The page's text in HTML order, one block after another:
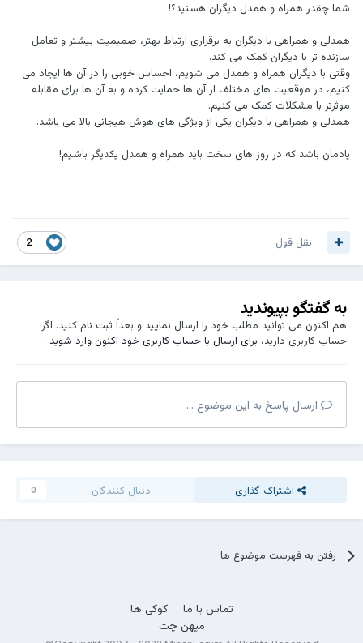
شما چقدر همراه و همدل دیگران هستید؟!
همدلی و همراهی با دیگران به برقراری ارتباط بهتر، صمیمیت بیشتر و تعامل
سازنده تر با دیگران کمک می کند.
وقتی با دیگران همراه و همدل می شویم، احساس خوبی را در آن ها ایجاد می
کنیم، در موقعیت های مختلف از آن ها حمایت کرده و به آن ها برای مقابله
موثرتر با مشکلات کمک می کنیم.
همدلی و همراهی با دیگران یکی از ویژگی های هوش هیجانی بالا می باشد.
یادمان باشد که در روز های سخت باید همراه و همدل یکدیگر باشیم!
2 نقل قول
به گفتگو بپیوندید
هم اکنون می توانید مطلب خود را ارسال نمایید و بعداً ثبت نام کنید. اگر
حساب کاربری دارید، برای ارسال با حساب کاربری خود اکنون وارد شوید.
ارسال پاسخ به این موضوع ...
اشتراک گذاری دنبال کنندگان 0
رفتن به فهرست موضوع ها
تماس با ما
کوکی ها
میهن چت